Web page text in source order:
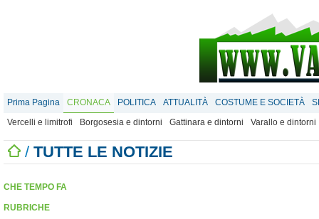
Prima Pagina CRONACA POLITICA ATTUALITÀ COSTUME E SOCIETÀ
Vercelli e limitrofi
Borgosesia e dintorni Gattinara e dintorni Varallo e dintorni
/ TUTTE LE NOTIZIE
CHE TEMPO FA
RUBRICHE